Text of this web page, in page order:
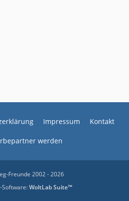
Impressum Kontakt
werden
Freunde 2002 - 2026
Software:WoltLab Suite™